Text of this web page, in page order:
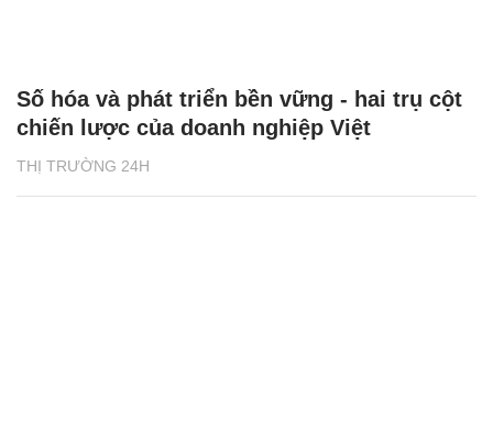
THỊ TRƯỜNG 24H
Số hóa và phát triển bền vững - hai trụ cột
chiến lược của doanh nghiệp Việt